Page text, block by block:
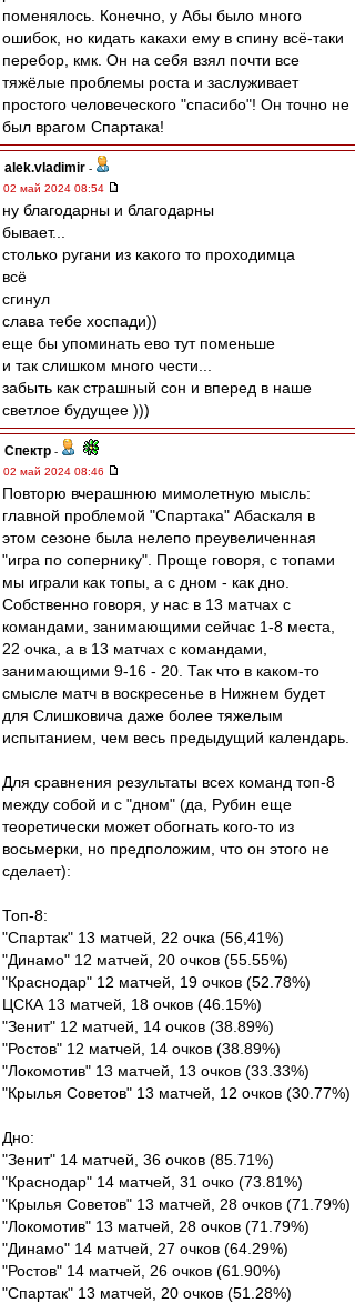
поменялось. Конечно, у Абы было много
ошибок, но кидать какахи ему в спину всё-таки
перебор, кмк. Он на себя взял почти все
тяжёлые проблемы роста и заслуживает
простого человеческого "спасибо"! Он точно не
был врагом Спартака!
alek.vladimir -
02 май 2024 08:54
ну благодарны и благодарны
бывает...
столько ругани из какого то проходимца
всё
сгинул
слава тебе хоспади))
еще бы упоминать ево тут поменьше
и так слишком много чести...
забыть как страшный сон и вперед в наше
светлое будущее )))
Спектр -
02 май 2024 08:46
Повторю вчерашнюю мимолетную мысль:
главной проблемой "Спартака" Абаскаля в
этом сезоне была нелепо преувеличенная
"игра по сопернику". Проще говоря, с топами
мы играли как топы, а с дном - как дно.
Собственно говоря, у нас в 13 матчах с
командами, занимающими сейчас 1-8 места,
22 очка, а в 13 матчах с командами,
занимающими 9-16 - 20. Так что в каком-то
смысле матч в воскресенье в Нижнем будет
для Слишковича даже более тяжелым
испытанием, чем весь предыдущий календарь.
Для сравнения результаты всех команд топ-8
между собой и с "дном" (да, Рубин еще
теоретически может обогнать кого-то из
восьмерки, но предположим, что он этого не
сделает):
Топ-8:
"Спартак" 13 матчей, 22 очка (56,41%)
"Динамо" 12 матчей, 20 очков (55.55%)
"Краснодар" 12 матчей, 19 очков (52.78%)
ЦСКА 13 матчей, 18 очков (46.15%)
"Зенит" 12 матчей, 14 очков (38.89%)
"Ростов" 12 матчей, 14 очков (38.89%)
"Локомотив" 13 матчей, 13 очков (33.33%)
"Крылья Советов" 13 матчей, 12 очков (30.77%)
Дно:
"Зенит" 14 матчей, 36 очков (85.71%)
"Краснодар" 14 матчей, 31 очко (73.81%)
"Крылья Советов" 13 матчей, 28 очков (71.79%)
"Локомотив" 13 матчей, 28 очков (71.79%)
"Динамо" 14 матчей, 27 очков (64.29%)
"Ростов" 14 матчей, 26 очков (61.90%)
"Спартак" 13 матчей, 20 очков (51.28%)